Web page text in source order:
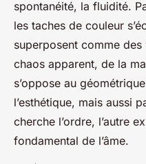
spontanéité, la fluidité.
les taches de couleur
superposent comme des
chaos apparent, de la
s’oppose au
l’esthétique, mais aussi
cherche l’ordre, l’autre
fondamental de l’âme.